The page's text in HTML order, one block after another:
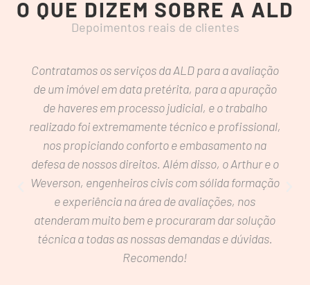
O QUE DIZEM SOBRE A ALD
Depoimentos reais de clientes
Contratamos os serviços da ALD para a avaliação
de um imóvel em data pretérita, para a apuração
de haveres em processo judicial, e o trabalho
realizado foi extremamente técnico e profissional,
nos propiciando conforto e embasamento na
defesa de nossos direitos. Além disso, o Arthur e o
Weverson, engenheiros civis com sólida formação
e experiência na área de avaliações, nos
atenderam muito bem e procuraram dar solução
técnica a todas as nossas demandas e dúvidas.
Recomendo!